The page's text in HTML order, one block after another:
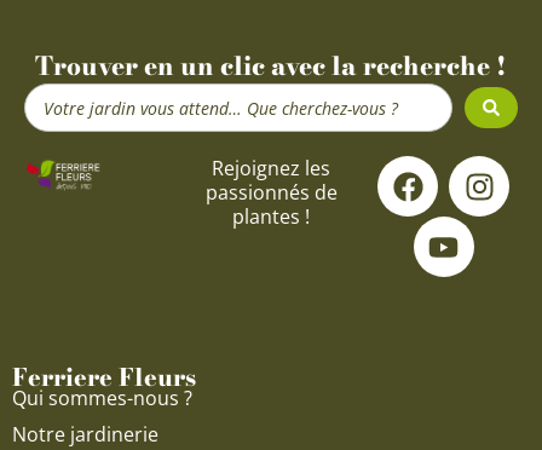
Trouver en un clic avec la recherche !
Search
...
Rejoignez les
passionnés de
plantes !
F
a
c
e
I
n
s
Y
o
u
t
u
Ferriere Fleurs
Qui sommes-nous ?
Notre jardinerie